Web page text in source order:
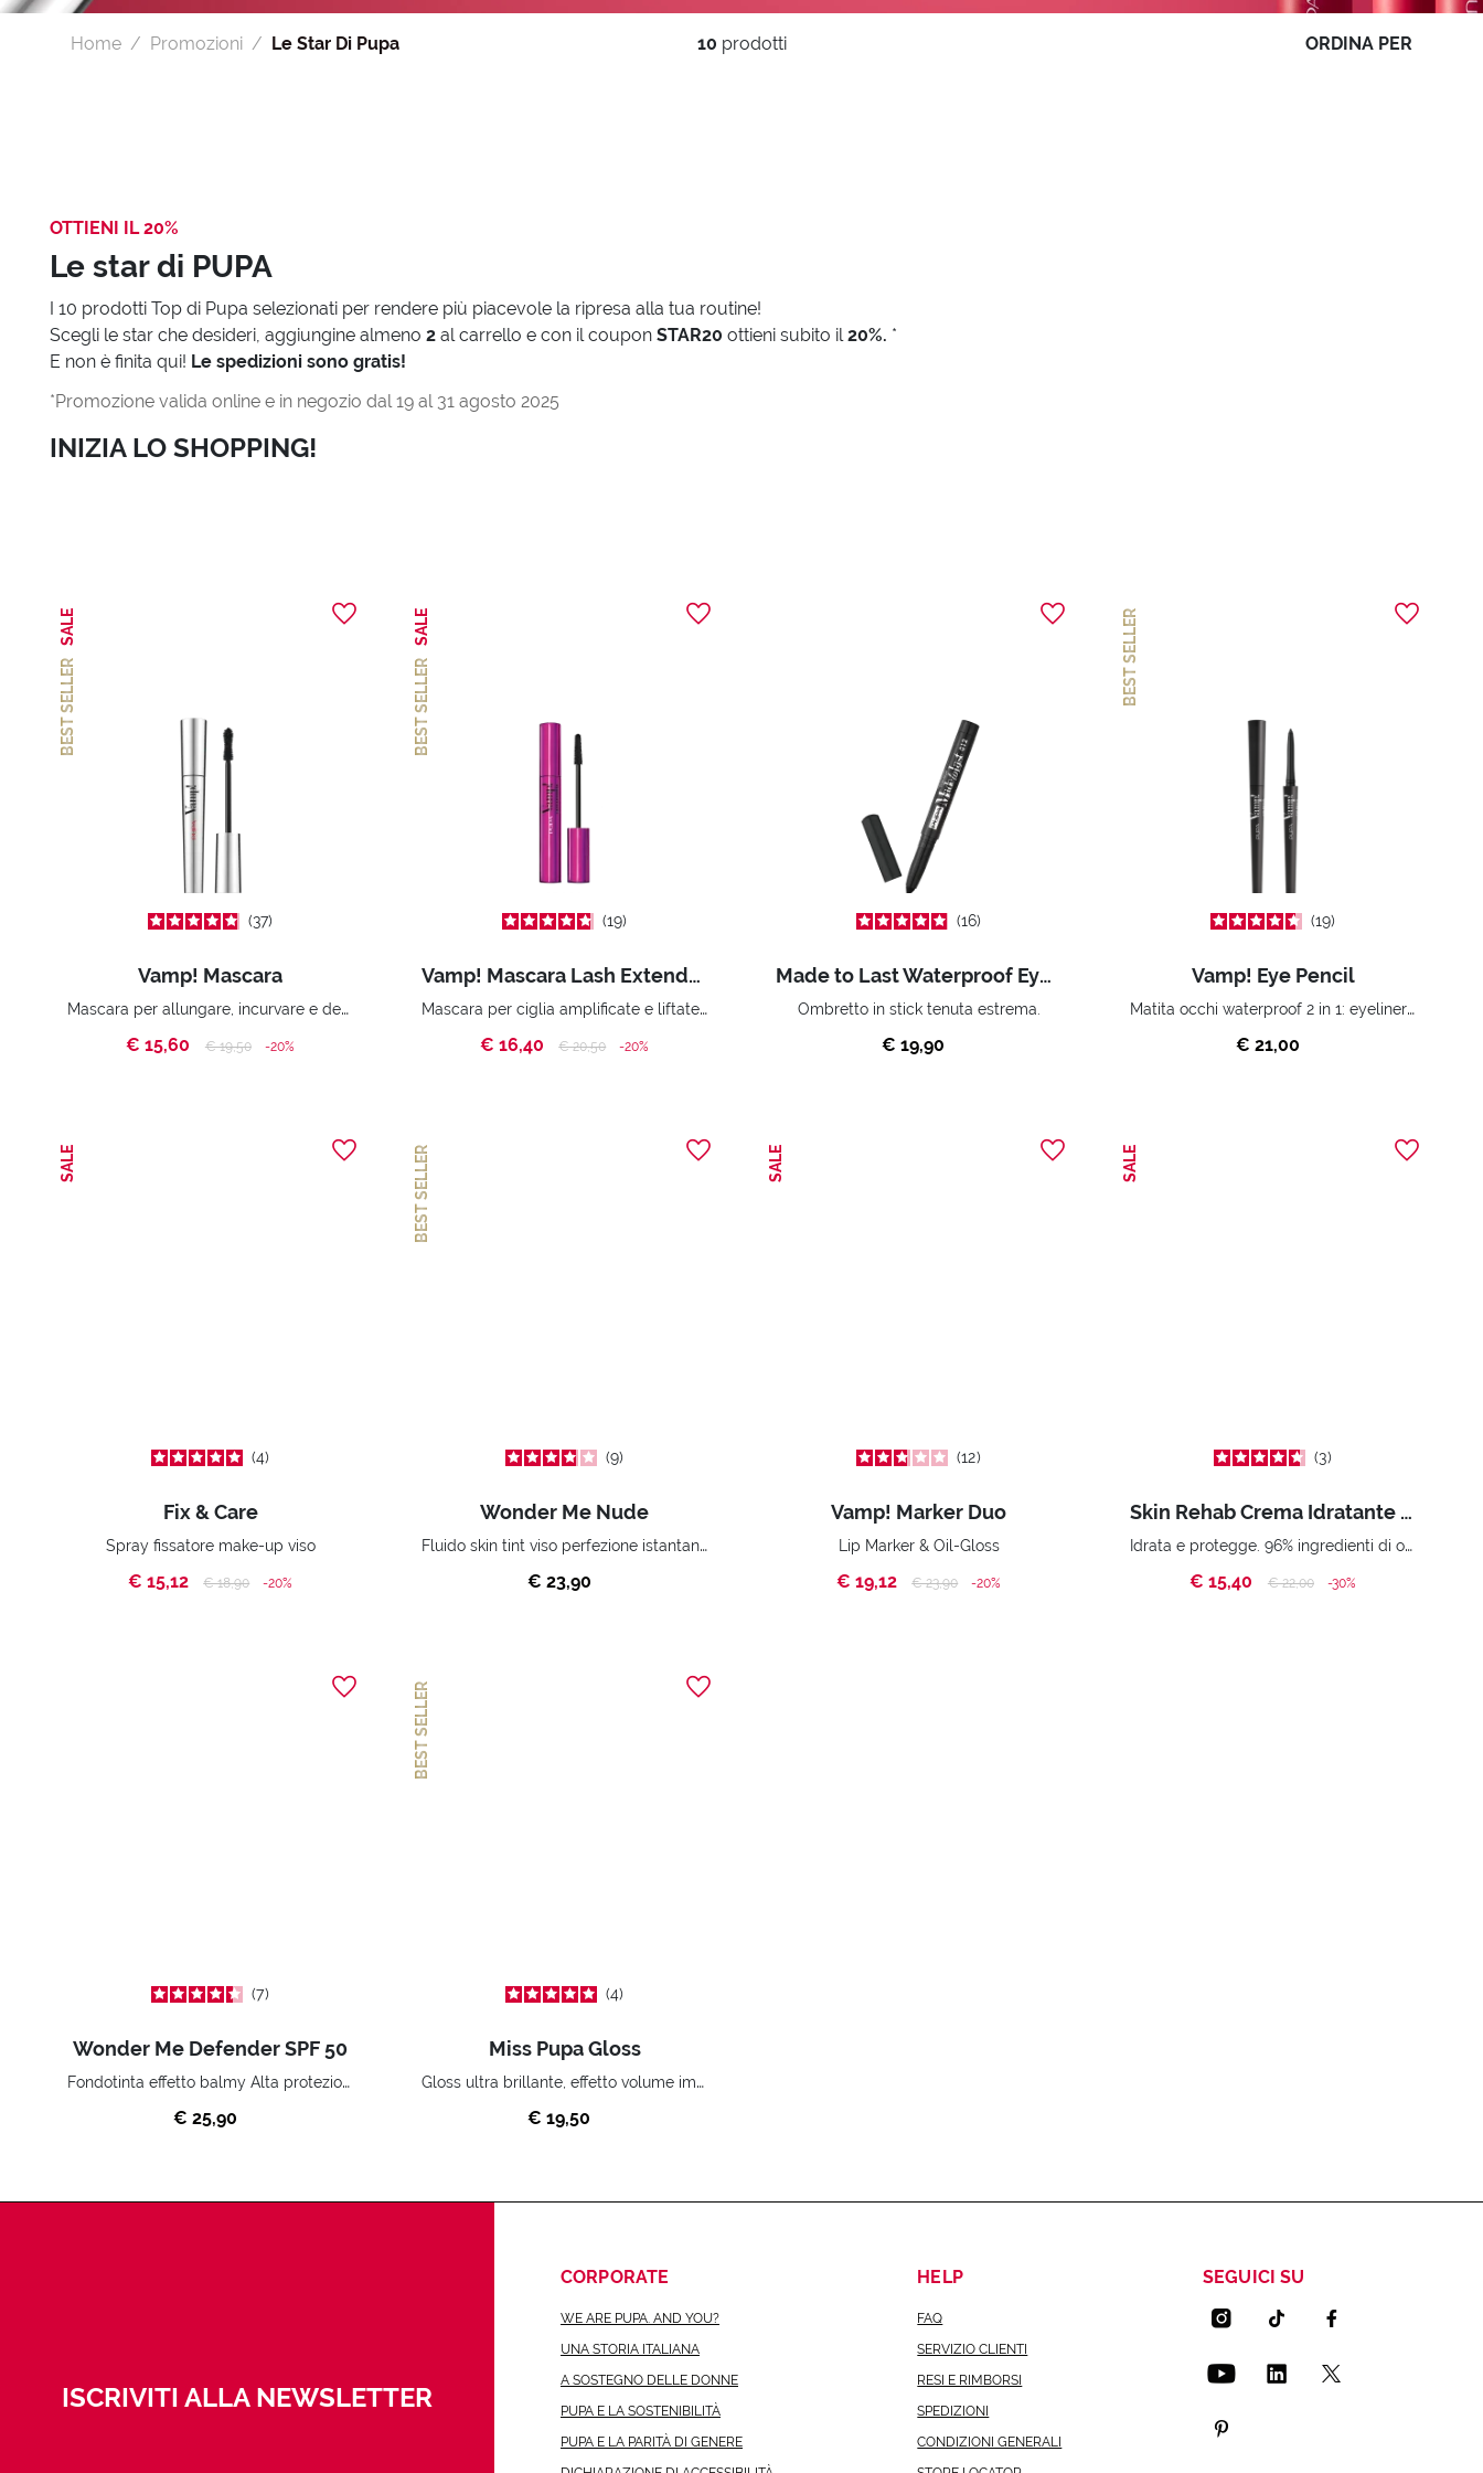
Home Promozioni Le Star Di Pupa 10 prodotti ORDINA PER
OTTIENI IL 20%
Le star di PUPA
I 10 prodotti Top di Pupa selezionati per rendere più piacevole la ripresa alla tua routine!
Scegli le star che desideri, aggiungine almeno 2 al carrello e con il coupon STAR20 ottieni subito il20%. *
E non è finita qui! Le spedizioni sono gratis!
*Promozione valida online e in negozio dal 19 al 31 agosto 2025
INIZIA LO SHOPPING!
BEST SELLER
SALE
37
Vamp! Mascara
Mascara per allungare, incurvare e definire le ciglia
€ 15,60
Price reduced from
€ 19,50to -20%
BEST SELLER
SALE
19
Vamp! Mascara Lash Extender
Mascara per ciglia amplificate e liftate all’infinito.
€ 16,40
Price reduced from
€ 20,50to -20%
16
Made to Last Waterproof Eyeshadow
Ombretto in stick tenuta estrema.
€ 19,90
BEST SELLER
19
Vamp! Eye Pencil
Matita occhi waterproof 2 in 1: eyeliner e kajal.
€ 21,00
SALE
4
Fix & Care
Spray fissatore make-up viso
€ 15,12 Price reduced from
€ 18,90to -20%
BEST SELLER
9
Wonder Me Nude
Fluido skin tint viso perfezione istantanea
€ 23,90
SALE
12
Vamp! Marker Duo
Lip Marker & Oil-Gloss
€ 19,12 Price reduced from
€ 23,90to -20%
SALE
3
Skin Rehab Crema Idratante Prebiotica
Idrata e protegge. 96% ingredienti di origine naturale
€ 15,40
Price reduced from
€ 22,00to -30%
7
Wonder Me Defender SPF 50
Fondotinta effetto balmy Alta protezione e leggerezza
€ 25,90
BEST SELLER
4
Miss Pupa Gloss
Gloss ultra brillante, effetto volume immediato.
€ 19,50
ISCRIVITI ALLA NEWSLETTER
CORPORATE
WE ARE PUPA. AND YOU?
UNA STORIA ITALIANA
A SOSTEGNO DELLE DONNE
PUPA E LA SOSTENIBILITÀ
PUPA E LA PARITÀ DI GENERE
HELP
FAQ
SERVIZIO CLIENTI
RESI E RIMBORSI
SPEDIZIONI
CONDIZIONI GENERALI
SEGUICI SU